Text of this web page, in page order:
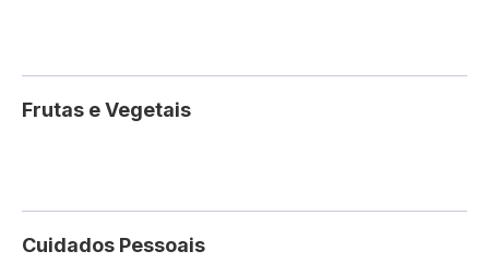
Frutas e Vegetais
Cuidados Pessoais